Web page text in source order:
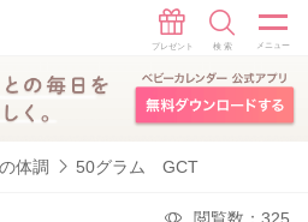
体調 50グラム GCT